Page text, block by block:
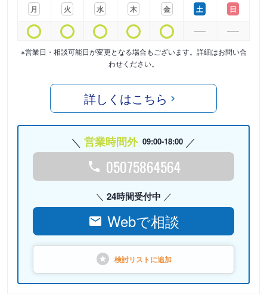
月
火
水
木
金
土
日
※営業日・相談可能日が変更となる場合もございます。詳細はお問い合
わせください。
詳しくはこちら
営業時間外 09:00-18:00
05075864564
24時間受付中
Webで相談
検討リストに追加